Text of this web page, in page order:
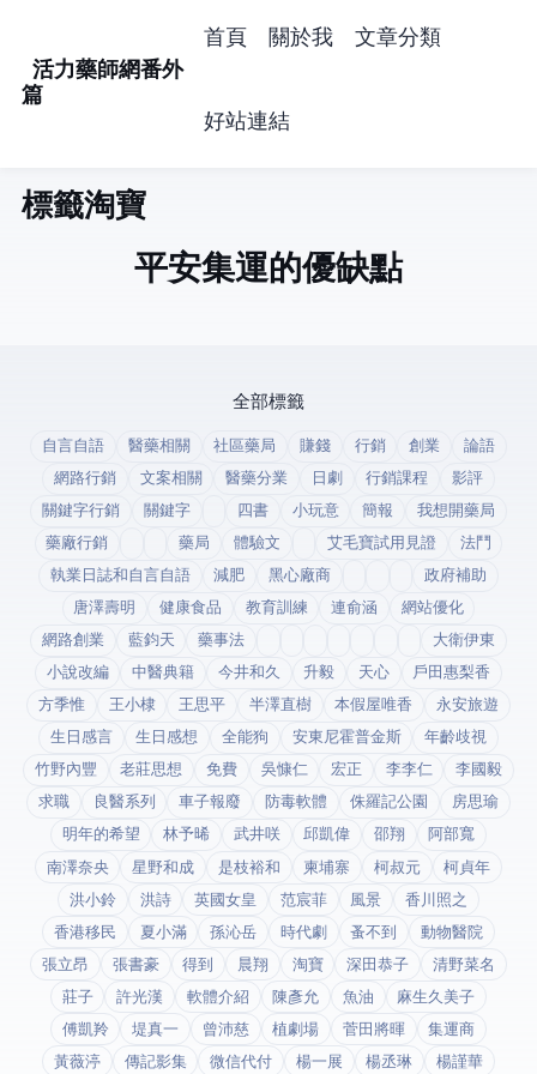
活力藥師網番外
篇
首頁 關於我 文章分類
好站連結
標籤: 淘寶 (1)
平安集運的優缺點
全部標籤
自言自語 醫藥相關 社區藥局 賺錢 行銷 創業
論語
網路行銷
文案相關 醫藥分業 日劇 行銷課程
影評
關鍵字行銷
關鍵字 四書 小玩意 簡報
我想開藥局
藥廠行銷
藥局 體驗文 艾毛寶試用見證
法鬥
執業日誌和自言自語
減肥 黑心廠商
政府補助
唐澤壽明
健康食品 教育訓練 連俞涵
網站優化
網路創業
藍鈞天 藥事法
大衛伊東
小說改編
中醫典籍 今井和久 升毅 天心
戶田惠梨香
方季惟
王小棣 王思平 半澤直樹 本假屋唯香
永安旅遊
生日感言
生日感想 全能狗 安東尼霍普金斯
年齡歧視
竹野內豐
老莊思想 免費 吳慷仁 宏正 李李仁
李國毅
求職
良醫系列 車子報廢 防毒軟體 侏羅記公園
房思瑜
明年的希望
林予晞 武井咲 邱凱偉 邵翔
阿部寬
南澤奈央
星野和成 是枝裕和 柬埔寨 柯叔元
柯貞年
洪小鈴
洪詩 英國女皇 范宸菲 風景
香川照之
香港移民
夏小滿 孫沁岳 時代劇 蚤不到
動物醫院
張立昂
張書豪 得到app 晨翔 淘寶 深田恭子
清野菜名
莊子
許光漢 軟體介紹 陳彥允 魚油
麻生久美子
傅凱羚
堤真一 曾沛慈 植劇場 菅田將暉
集運商
黃薇渟
傳記影集 微信代付 楊一展 楊丞琳 楊謹華